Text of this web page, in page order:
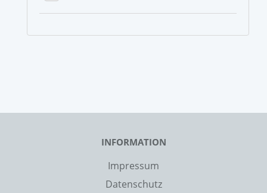
INFORMATION
Impressum
Datenschutz